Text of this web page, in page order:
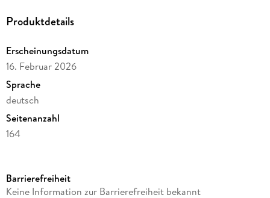
Produktdetails
Erscheinungsdatum
16. Februar 2026
Sprache
deutsch
Seitenanzahl
164
Altersempfehlung
Barrierefreiheit
Keine Information zur Barrierefreiheit bekannt